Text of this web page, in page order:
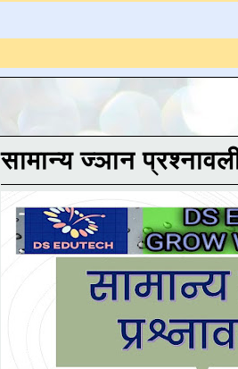
सामान्य ज्ञान